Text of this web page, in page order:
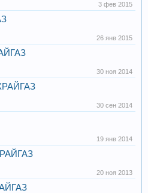
3 фев 2015
26 янв 2015
30 ноя 2014
30 сен 2014
19 янв 2014
20 ноя 2013